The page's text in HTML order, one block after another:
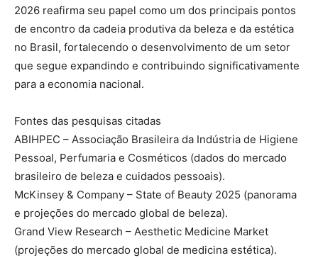
2026 reafirma seu papel como um dos principais pontos
de encontro da cadeia produtiva da beleza e da estética
no Brasil, fortalecendo o desenvolvimento de um setor
que segue expandindo e contribuindo significativamente
para a economia nacional.
Fontes das pesquisas citadas
ABIHPEC – Associação Brasileira da Indústria de Higiene
Pessoal, Perfumaria e Cosméticos (dados do mercado
brasileiro de beleza e cuidados pessoais).
McKinsey & Company – State of Beauty 2025 (panorama
e projeções do mercado global de beleza).
Grand View Research – Aesthetic Medicine Market
(projeções do mercado global de medicina estética).